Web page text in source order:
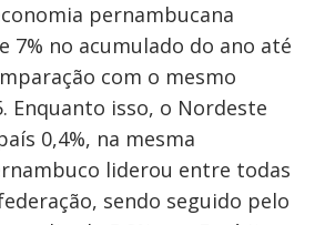
pernambucana
7% no acumulado do ano até
com o mesmo
Enquanto isso, o Nordeste
0,4%, na mesma
liderou entre todas
sendo seguido pelo